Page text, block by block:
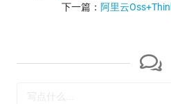
下一篇： 阿里云